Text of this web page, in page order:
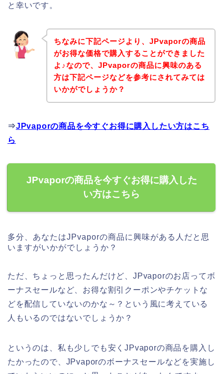
と幸いです。
ちなみに下記ページより、JPvaporの商品
がお得な価格で購入することができました
よ♪なので、JPvaporの商品に興味のある
方は下記ページなどを参考にされてみては
いかがでしょうか？
⇒JPvaporの商品を今すぐお得に購入したい方はこち
ら
JPvaporの商品を今すぐお得に購入した
い方はこちら
多分、あなたはJPvaporの商品に興味がある人だと思
いますがいかがでしょうか？
ただ、ちょっと思ったんだけど、JPvaporのお店ってボ
ーナスセールなど、お得な割引クーポンやチケットな
どを配信していないのかな～？という風に考えている
人もいるのではないでしょうか？
というのは、私も少しでも安くJPvaporの商品を購入し
たかったので、JPvaporのボーナスセールなどを実施し